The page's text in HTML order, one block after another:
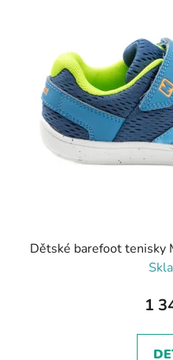
Dětské barefoot tenisky
1